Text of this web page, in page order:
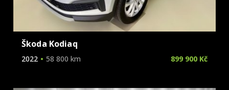
Škoda Kodiaq
2022 58 800 km 899 900 Kč